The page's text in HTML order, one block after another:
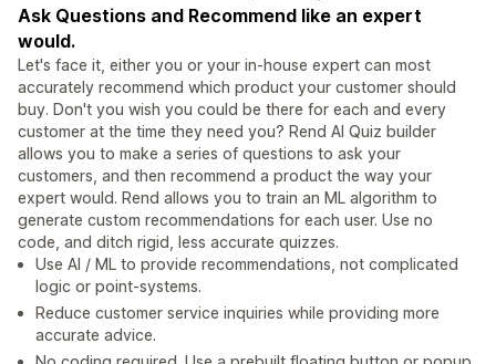
Ask Questions and Recommend like an expert
would.
Let's face it, either you or your in-house expert can most
accurately recommend which product your customer should
buy. Don't you wish you could be there for each and every
customer at the time they need you? Rend AI Quiz builder
allows you to make a series of questions to ask your
customers, and then recommend a product the way your
expert would. Rend allows you to train an ML algorithm to
generate custom recommendations for each user. Use no
code, and ditch rigid, less accurate quizzes.
Use AI / ML to provide recommendations, not complicated
logic or point-systems.
Reduce customer service inquiries while providing more
accurate advice.